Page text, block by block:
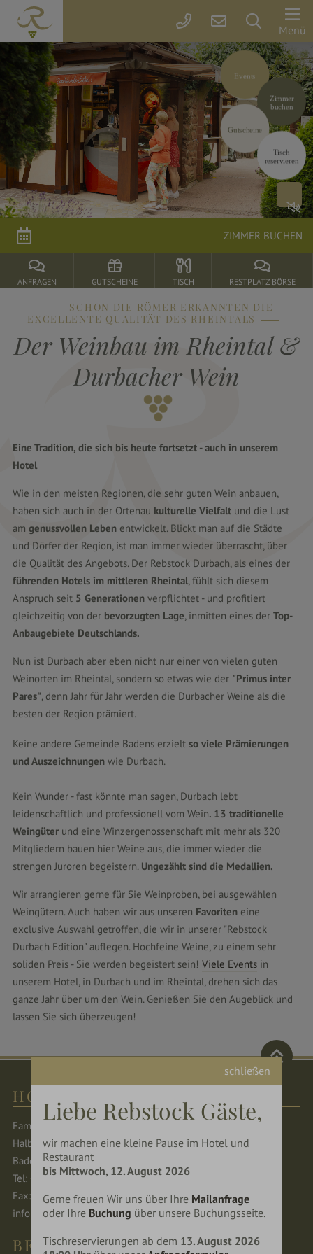
schließen
Liebe Rebstock Gäste,
wir machen eine kleine Pause im Hotel und
Restaurant
bis Mittwoch, 12. August 2026
Gerne freuen Wir uns über Ihre Mailanfrage
oder Ihre Buchung über unsere Buchungsseite.
Tischreservierungen ab dem 13. August 2026
Menü
Events
Zimmer
buchen
Gutscheine
Tisch
reservieren
ZIMMER BUCHEN
ANFRAGEN GUTSCHEINE TISCH RESTPLATZ BÖRSE
Der
Rebstock
Zimmer
&
Preise
Arrangements
parkSPA
Genuss
&
Durbach
Umgebung
Wein
Schwarzwald
Ausflugsziele
Wandern
&
Walken
Mountainbiken
Golfen
SCHON DIE RÖMER ERKANNTEN DIE
EXCELLENTE QUALITÄT DES RHEINTALS
Der Weinbau im Rheintal &
Durbacher Wein
Eine Tradition, die sich bis heute fortsetzt - auch in unserem
Hotel
Wie in den meisten Regionen, die sehr guten Wein anbauen,
haben sich auch in der Ortenau kulturelle Vielfalt und die Lust
amgenussvollen Leben entwickelt. Blickt man auf die Städte
und Dörfer der Region, ist man immer wieder überrascht, über
die Qualität des Angebots. Der Rebstock Durbach, als eines der
führenden Hotels im mittleren Rheintal, fühlt sich diesem
Anspruch seit 5 Generationen verpflichtet - und profitiert
gleichzeitig von der bevorzugten Lage, inmitten eines derTop-
Anbaugebiete Deutschlands.
Nun ist Durbach aber eben nicht nur einer von vielen guten
Weinorten im Rheintal, sondern so etwas wie der "Primus inter
Pares", denn Jahr für Jahr werden die Durbacher Weine als die
besten der Region prämiert.
Keine andere Gemeinde Badens erzieltso viele Prämierungen
und Auszeichnungen wie Durbach.
Kein Wunder - fast könnte man sagen, Durbach lebt
leidenschaftlich und professionell vom Wein. 13 traditionelle
Weingüter und eine Winzergenossenschaft mit mehr als 320
Mitgliedern bauen hier Weine aus, die immer wieder die
strengen Juroren begeistern. Ungezählt sind die Medallien.
Wir arrangieren gerne für Sie Weinproben, bei ausgewählen
Weingütern. Auch haben wir aus unseren Favoriten eine
exclusive Auswahl getroffen, die wir in unserer "Rebstock
Durbach Edition" auflegen. Hochfeine Weine, zu einem sehr
soliden Preis - Sie werden begeistert sein!Viele Events in
unserem Hotel, in Durbach und im Rheintal, drehen sich das
ganze Jahr über um den Wein. Genießen Sie den Augeblick und
lassen Sie sich überzeugen!
HOTEL REBSTOCK
Familie Baumann
Halbgütle 30 77770 Durbach
Baden-Württemberg - Deutschland
Tel: +49 (0) 781 482-0
Fax: +49 (0) 781 482-160
info@rebstock-durbach.de
BEWERTUNGEN